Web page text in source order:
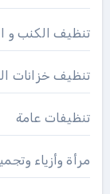
تنظيف الكنب و
تنظيف خزانات
تنظيفات عامة
مرأة وأزياء